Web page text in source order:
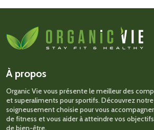
À propos
Organic Vie vous présente le meilleur des
et superaliments pour sportifs. Découvrez
soigneusement choisie pour vous
de fitness et vous aider à atteindre vos
de bien-être.